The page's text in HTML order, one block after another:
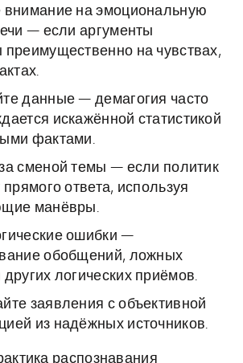
внимание на эмоциональную
— если аргументы
преимущественно на чувствах,
данные — демагогия часто
искажённой статистикой
фактами.
сменой темы — если политик
прямого ответа, используя
манёвры.
ошибки —
обобщений, ложных
логических приёмов.
заявления с объективной
из надёжных источников.
распознавания